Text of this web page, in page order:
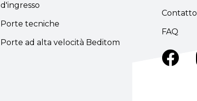
d'ingresso
Porte tecniche
Porte ad alta velocità Beditom
Contatto
FAQ